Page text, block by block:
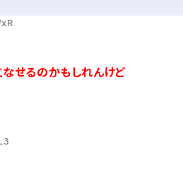
せるのかもしれんけど